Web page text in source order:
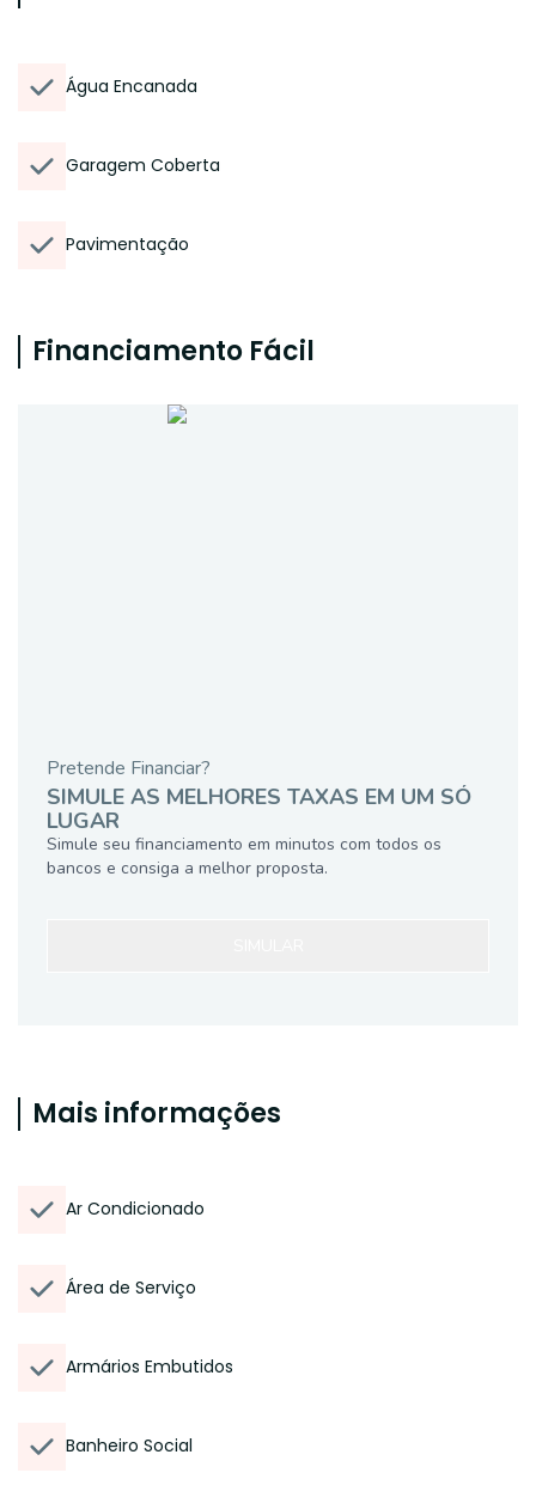
Água Encanada
Garagem Coberta
Pavimentação
Financiamento Fácil
Pretende Financiar?
SIMULE AS MELHORES TAXAS EM UM SÓ
LUGAR
Simule seu financiamento em minutos com todos os
bancos e consiga a melhor proposta.
Mais informações
Ar Condicionado
Área de Serviço
Armários Embutidos
Banheiro Social